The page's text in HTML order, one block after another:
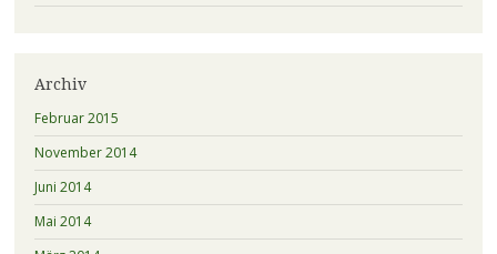
Archiv
Februar 2015
November 2014
Juni 2014
Mai 2014